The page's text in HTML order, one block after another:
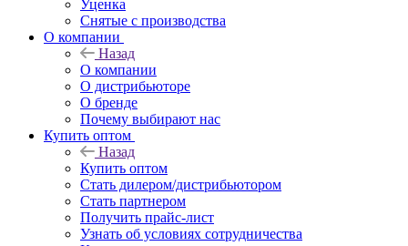
Уценка
Снятые с производства
О компании
Назад
О компании
О дистрибьюторе
О бренде
Почему выбирают нас
Купить оптом
Назад
Купить оптом
Стать дилером/дистрибьютором
Стать партнером
Получить прайс-лист
Узнать об условиях сотрудничества